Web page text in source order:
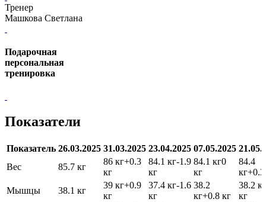
Тренер
Машкова Светлана
Подарочная
персональная
тренировка
Показатели
Показатель 26.03.2025 31.03.2025 23.04.2025 07.05.2025
Вес
85.7 кг
86 кг+0.3
кг
84.1 кг-1.9
кг
84.1 кг0
кг
84.4
кг
Мышцы
38.1 кг
39 кг+0.9
кг
37.4 кг-1.6
кг
38.2
кг+0.8 кг
38.2 кг
кг